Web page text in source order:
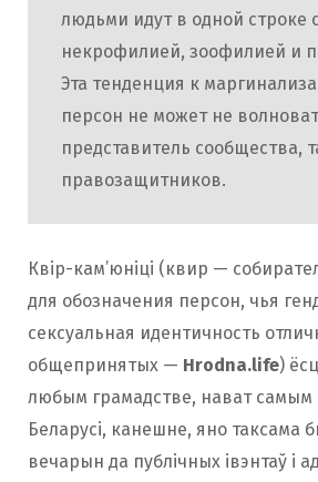
людьми идут в одной строке с
некрофилией, зоофилией и
Эта тенденция к
персон не может не
представитель сообщества,
правозащитников.
Квір-кам’юніці (квир —
для обозначения персон, чья
сексуальная идентичность
общепринятых — Hrodna.life)
любым грамадстве, нават
Беларусі, канешне, яно таксама
вечарын да публічных івэнтаў і